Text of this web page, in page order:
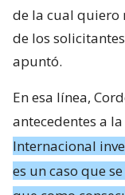
de la cual quiero
de los
apuntó.
En esa línea,
antecedentes a la
Internacional
es un caso que